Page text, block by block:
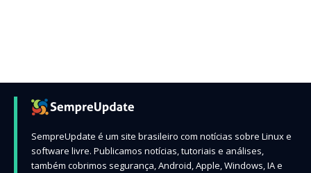
SempreUpdate é um site brasileiro com notícias sobre Linux e
software livre. Publicamos notícias, tutoriais e análises,
também cobrimos segurança, Android, Apple, Windows, IA e